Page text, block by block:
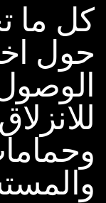
كل ما
حول